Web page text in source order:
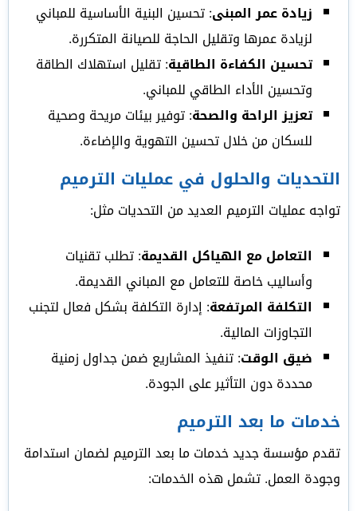
زيادة عمر المبنى: تحسين البنية الأساسية للمباني
لزيادة عمرها وتقليل الحاجة للصيانة المتكررة.
تحسين الكفاءة الطاقية: تقليل استهلاك الطاقة
وتحسين الأداء الطاقي للمباني.
تعزيز الراحة والصحة: توفير بيئات مريحة وصحية
للسكان من خلال تحسين التهوية والإضاءة.
التحديات والحلول في عمليات الترميم
تواجه عمليات الترميم العديد من التحديات مثل:
التعامل مع الهياكل القديمة: تطلب تقنيات
وأساليب خاصة للتعامل مع المباني القديمة.
التكلفة المرتفعة: إدارة التكلفة بشكل فعال لتجنب
التجاوزات المالية.
ضيق الوقت: تنفيذ المشاريع ضمن جداول زمنية
محددة دون التأثير على الجودة.
خدمات ما بعد الترميم
تقدم مؤسسة جديد خدمات ما بعد الترميم لضمان استدامة
وجودة العمل. تشمل هذه الخدمات: